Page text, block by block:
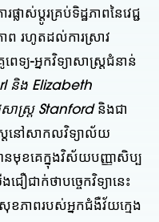
ាស់ប្តូរគ្រប់ទិដ្ឋភាពនៃវេជ្ជ
ាព រហូតដល់ការស្រាវ
េទ្យ-អ្នកវិទ្យាសាស្ត្រជំនាន់
និង Elizabeth
ាស្ត្រ Stanfordនិងជា
ត្រនៅសាកលវិទ្យាល័យ
នមុខគេក្នុងវិស័យបញ្ញាសិប្ប
ាក់ថាបច្ចេកវិទ្យានេះ
ខភាពរបស់អ្នកជំងឺវ័យក្មេង